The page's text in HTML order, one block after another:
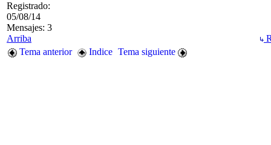
Registrado:
05/08/14
Mensajes: 3
Arriba
Tema anterior
Indice Tema siguiente